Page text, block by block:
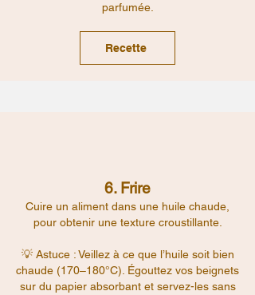
parfumée.
Recette
6. Frire
Cuire un aliment dans une huile chaude,
pour obtenir une texture croustillante.
💡 Astuce : Veillez à ce que l’huile soit bien
chaude (170–180°C). Égouttez vos beignets
sur du papier absorbant et servez-les sans